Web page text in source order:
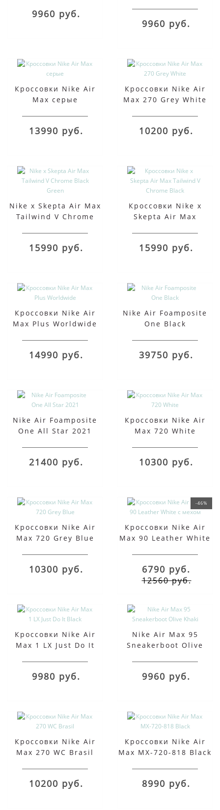
9960 руб.
9960 руб.
Кроссовки Nike Air
Max серые
13990 руб.
Кроссовки Nike Air
Max 270 Grey White
10200 руб.
Nike x Skepta Air Max
Tailwind V Chrome
15990 руб.
Кроссовки Nike x
Skepta Air Max
15990 руб.
Кроссовки Nike Air
Max Plus Worldwide
14990 руб.
Nike Air Foamposite
One Black
39750 руб.
Nike Air Foamposite
One All Star 2021
21400 руб.
Кроссовки Nike Air
Max 720 White
10300 руб.
Кроссовки Nike Air
Max 720 Grey Blue
10300 руб.
-46%
Кроссовки Nike Air
Max 90 Leather White
6790 руб.
12560 руб.
Кроссовки Nike Air
Max 1 LX Just Do It
9980 руб.
Nike Air Max 95
Sneakerboot Olive
9960 руб.
Кроссовки Nike Air
Max 270 WC Brasil
10200 руб.
Кроссовки Nike Air
Max MX-720-818 Black
8990 руб.